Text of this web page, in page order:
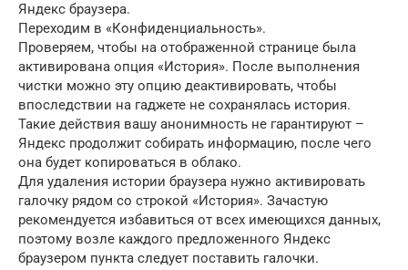
Яндекс браузера.
Переходим в «Конфиденциальность».
Проверяем, чтобы на отображенной странице была
активирована опция «История». После выполнения
чистки можно эту опцию деактивировать, чтобы
впоследствии на гаджете не сохранялась история.
Такие действия вашу анонимность не гарантируют –
Яндекс продолжит собирать информацию, после чего
она будет копироваться в облако.
Для удаления истории браузера нужно активировать
галочку рядом со строкой «История». Зачастую
рекомендуется избавиться от всех имеющихся данных,
поэтому возле каждого предложенного Яндекс
браузером пункта следует поставить галочки.